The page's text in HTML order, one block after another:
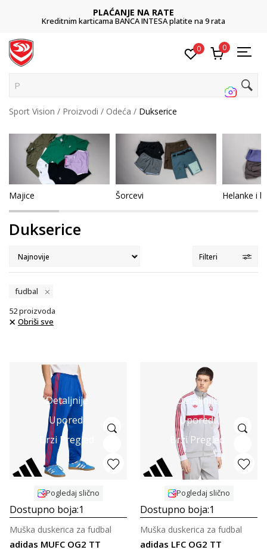
POZOVITE NAS
011 422 1422
0 0
Pretraži
Sport Vision Proizvodi Odeća Dukserice
Majice Šorcevi Helanke i
Dukserice
Filteri
fudbal
52proizvoda
Obriši sve
Detaljnije
Uporedi
Brzi Pregled
Pogledaj slično
Dostupno boja:1
adidas MUFC OG2 TT
Muška duskerica za fudbal
Detaljnije
Uporedi
Brzi Pregled
Pogledaj slično
Dostupno boja:1
adidas LFC OG2 TT
Muška duskerica za fudbal